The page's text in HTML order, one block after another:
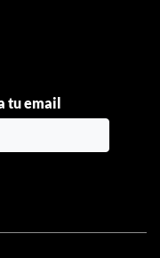
tu email